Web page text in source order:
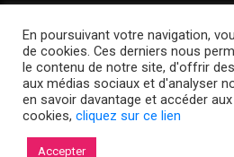
Entrez votre adresse email pour vous
En poursuivant votre navigation,
de cookies. Ces derniers nous
le contenu de notre site, d'offrir
aux médias sociaux et d'analyser
en savoir davantage et accéder
cookies, cliquez sur ce lien
Accepter